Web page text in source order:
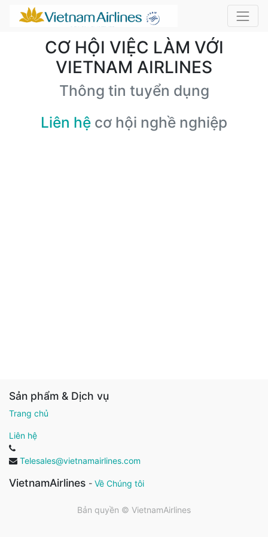
CƠ HỘI VIỆC LÀM VỚI
VIETNAM AIRLINES
Thông tin tuyển dụng
Liên hệ cơ hội nghề nghiệp
Sản phẩm & Dịch vụ
Trang chủ
Liên hệ
Telesales@vietnamairlines.com
VietnamAirlines - Về Chúng tôi
Bản quyền © VietnamAirlines